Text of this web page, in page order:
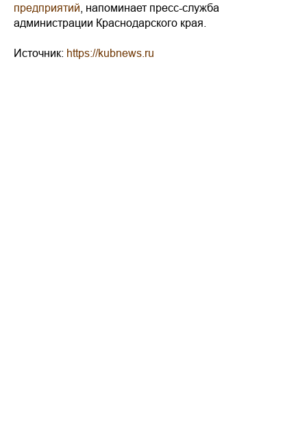
предприятий , напоминает пресс-служба
администрации Краснодарского края.
Источник: https://kubnews.ru